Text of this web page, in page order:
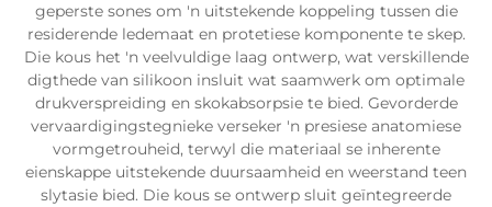
geperste sones om 'n uitstekende koppeling tussen die
residerende ledemaat en protetiese komponente te skep.
Die kous het 'n veelvuldige laag ontwerp, wat verskillende
digthede van silikoon insluit wat saamwerk om optimale
drukverspreiding en skokabsorpsie te bied. Gevorderde
vervaardigingstegnieke verseker 'n presiese anatomiese
vormgetrouheid, terwyl die materiaal se inherente
eienskappe uitstekende duursaamheid en weerstand teen
slytasie bied. Die kous se ontwerp sluit geïntegreerde